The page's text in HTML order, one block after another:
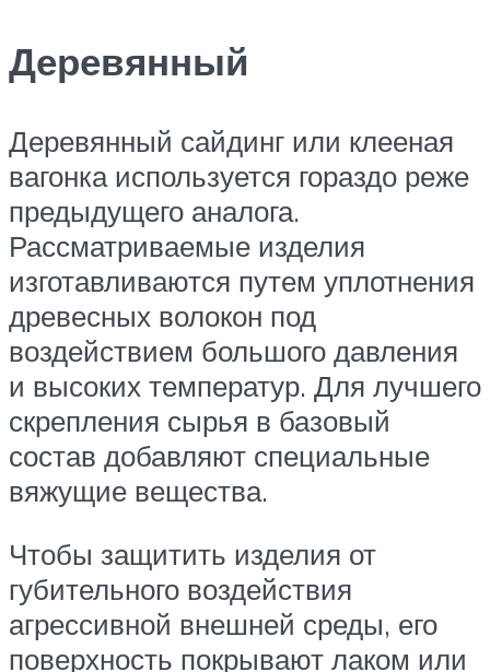
Деревянный
Деревянный сайдинг или клееная
вагонка используется гораздо реже
предыдущего аналога.
Рассматриваемые изделия
изготавливаются путем уплотнения
древесных волокон под
воздействием большого давления
и высоких температур. Для лучшего
скрепления сырья в базовый
состав добавляют специальные
вяжущие вещества.
Чтобы защитить изделия от
губительного воздействия
агрессивной внешней среды, его
поверхность покрывают лаком или